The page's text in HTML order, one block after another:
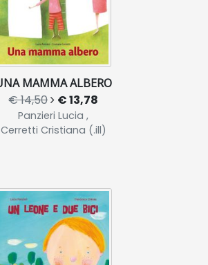
MAMMA ALBERO
€ 14,50 € 13,78
Panzieri Lucia ,
Cerretti Cristiana (.ill)